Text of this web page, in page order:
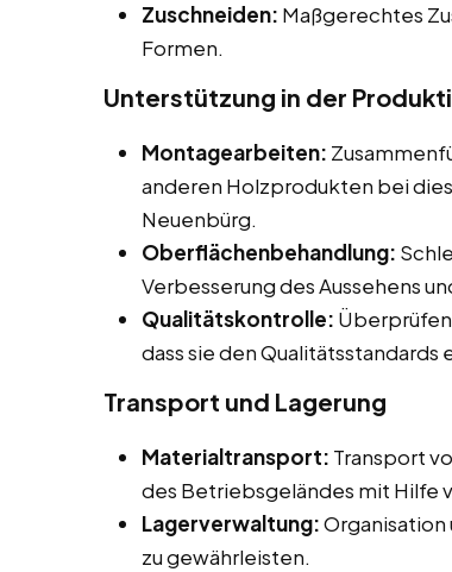
Zuschneiden: Maßgerechtes
Formen.
Unterstützung in der
Montagearbeiten:
anderen Holzprodukten bei
Neuenbürg.
Oberflächenbehandlung:
Verbesserung des Aussehens
Qualitätskontrolle:
dass sie den Qualitätsstandards
Transport und Lagerung
Materialtransport: Transport
des Betriebsgeländes mit Hilfe
Lagerverwaltung:
zu gewährleisten.